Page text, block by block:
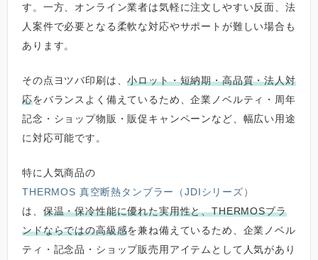
す。一方、オンライン業者は気軽に注文しやすい反面、法
人案件で必要となる柔軟な対応やサポートが難しい場合も
あります。
その点ヨツバ印刷は、小ロット・短納期・高品質・法人対
応をバランスよく備えているため、企業ノベルティ・周年
記念・ショップ物販・販促キャンペーンなど、幅広い用途
に対応可能です。
特に人気商品の
THERMOS 真空断熱タンブラー（JDIシリーズ）
は、 保温・保冷性能に優れた実用性と、THERMOSブラ
ンドならではの高級感を兼ね備えているため、企業ノベル
ティ・記念品・ショップ販売用アイテムとして人気があり